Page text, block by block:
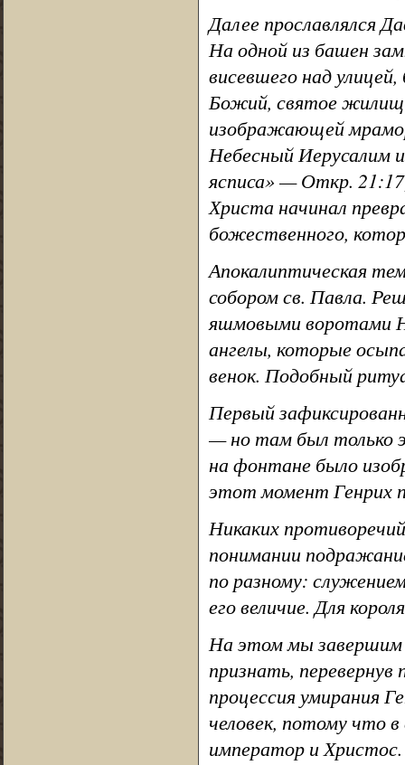
Далее прославлялся
На одной из башен
висевшего над
Божий, святое
изображающей
Небесный Иерусалим
ясписа» — Откр.
Христа начинал
божественного,
Апокалиптическая
собором св. Павла.
яшмовыми воротами
ангелы, которые
венок. Подобный
Первый
— но там был только
на фонтане было
этот момент Генрих
Никаких
понимании
по разному:
его величие. Для
На этом мы завершим
признать,
процессия умирания
человек, потому что
император и Христос.